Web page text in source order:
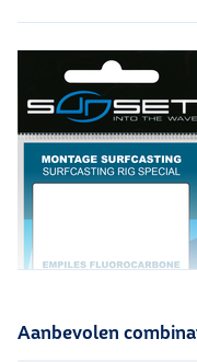
Aanbevolen